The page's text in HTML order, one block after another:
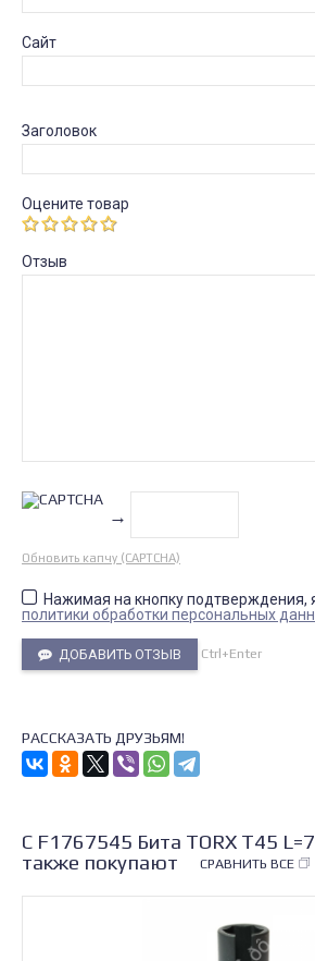
Сайт
Заголовок
Оцените товар
Отзыв
→
Обновить капчу (CAPTCHA)
Нажимая на кнопку подтверждения,
политики обработки персональных
ДОБАВИТЬ ОТЗЫВ Ctrl+Enter
РАССКАЗАТЬ ДРУЗЬЯМ!
С F1767545 Бита TORX T45 L=75mm /10/250
также покупают
СРАВНИТЬ ВСЕ